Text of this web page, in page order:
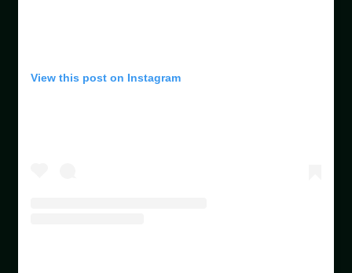
View this post on Instagram